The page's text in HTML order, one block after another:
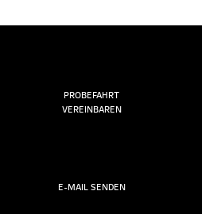
PROBEFAHRT
VEREINBAREN
E-MAIL SENDEN